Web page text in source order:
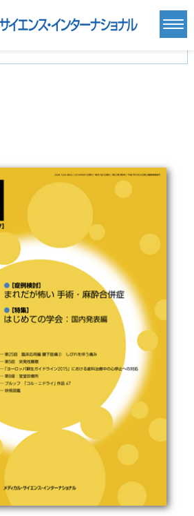
基礎医学関連科学(80)
自然科学(25)
医療技術(16)
歯科学(3)
保健・体育(1)
医学一般(91)